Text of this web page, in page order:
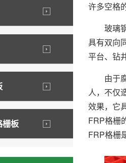
栅板
许多空格
玻璃钢
具有双向
平台、钻
由于腐
人，不仅
效果，它
FRP格栅
FRP格栅